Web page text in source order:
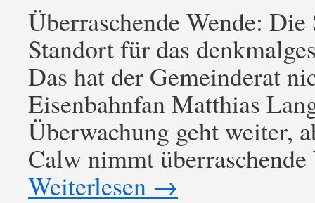
Überraschende Wende:
Standort für das
Das hat der Gemeinderat
Eisenbahnfan Matthias
Überwachung geht weiter,
Calw nimmt
Weiterlesen →